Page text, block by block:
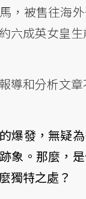
，被售往海
六成英女皇
導和分析文章
爆發，無疑
象。那麼，
獨特之處？